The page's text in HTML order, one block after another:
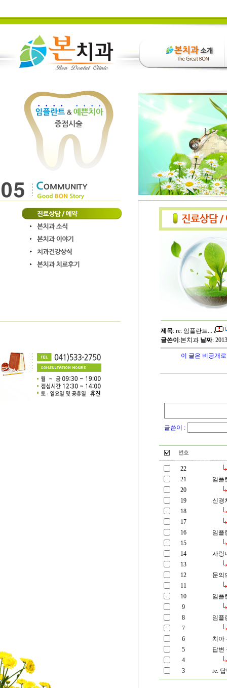
제목: re: 임플란트...
글쓴이 :본치과 날짜:
이 글은 비공개
글쓴이 :
22
21
임플
20
19
신경
18
17
16
임플
15
14
사랑
13
12
문의
11
10
임플
9
8
임플
7
6
치아
5
답변
4
3
re: